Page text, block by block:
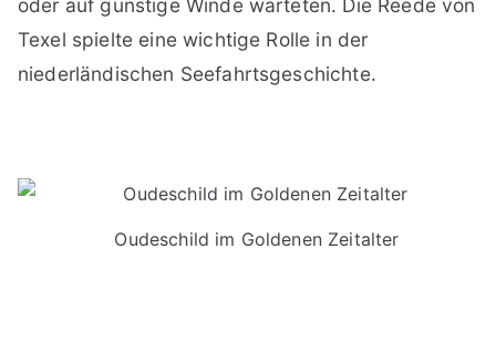
oder auf günstige Winde warteten. Die Reede von
Texel spielte eine wichtige Rolle in der
niederländischen Seefahrtsgeschichte.
Oudeschild im Goldenen Zeitalter